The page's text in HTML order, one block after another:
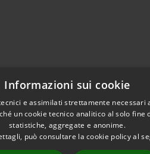
Informazioni sui cookie
e assimilati strettamente necessari
un cookie tecnico analitico al solo
statistiche, aggregate e anonime.
può consultare la cookie policy al